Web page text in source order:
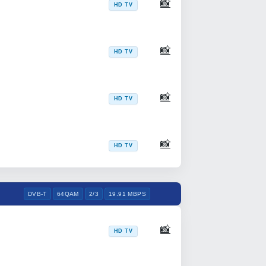
HD TV 📸
HD TV 📸
HD TV 📸
HD TV 📸
DVB-T 64QAM 2/3 19.91 MBPS
HD TV 📸